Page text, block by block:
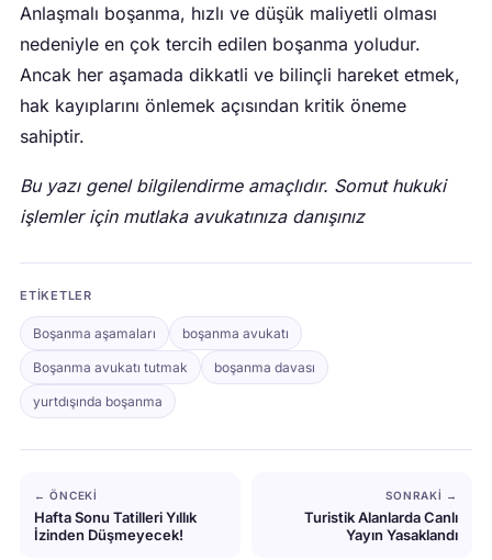
Anlaşmalı boşanma, hızlı ve düşük maliyetli olması
nedeniyle en çok tercih edilen boşanma yoludur.
Ancak her aşamada dikkatli ve bilinçli hareket etmek,
hak kayıplarını önlemek açısından kritik öneme
sahiptir.
Bu yazı genel bilgilendirme amaçlıdır. Somut hukuki
işlemler için mutlaka avukatınıza danışınız
ETIKETLER
Boşanma aşamaları boşanma avukatı
Boşanma avukatı tutmak boşanma davası
yurtdışında boşanma
← ÖNCEKI
Hafta Sonu Tatilleri Yıllık
İzinden Düşmeyecek!
SONRAKI →
Turistik Alanlarda Canlı
Yayın Yasaklandı